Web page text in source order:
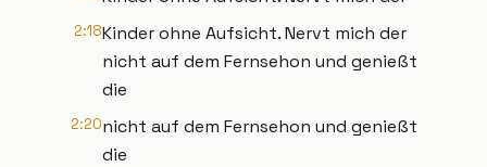
2:18Kinder ohne Aufsicht. Nervt mich der
nicht auf dem Fernsehon und genießt
die
2:20nicht auf dem Fernsehon und genießt
die